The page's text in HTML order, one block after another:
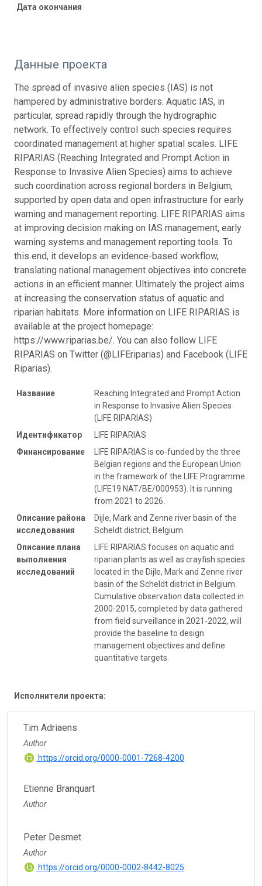
Дата окончания
Данные проекта
The spread of invasive alien species (IAS) is not
hampered by administrative borders. Aquatic IAS, in
particular, spread rapidly through the hydrographic
network. To effectively control such species requires
coordinated management at higher spatial scales. LIFE
RIPARIAS (Reaching Integrated and Prompt Action in
Response to Invasive Alien Species) aims to achieve
such coordination across regional borders in Belgium,
supported by open data and open infrastructure for early
warning and management reporting. LIFE RIPARIAS aims
at improving decision making on IAS management, early
warning systems and management reporting tools. To
this end, it develops an evidence-based workflow,
translating national management objectives into concrete
actions in an efficient manner. Ultimately the project aims
at increasing the conservation status of aquatic and
riparian habitats. More information on LIFE RIPARIAS is
available at the project homepage:
https://www.riparias.be/. You can also follow LIFE
RIPARIAS on Twitter (@LIFEriparias) and Facebook (LIFE
Riparias).
Название
Reaching Integrated and Prompt Action
in Response to Invasive Alien Species
(LIFE RIPARIAS)
Идентификатор
LIFE RIPARIAS
Финансирование
LIFE RIPARIAS is co-funded by the three
Belgian regions and the European Union
in the framework of the LIFE Programme
(LIFE19 NAT/BE/000953). It is running
from 2021 to 2026.
Описание района
исследования
Dijle, Mark and Zenne river basin of the
Scheldt district, Belgium.
Описание плана
выполнения
исследований
LIFE RIPARIAS focuses on aquatic and
riparian plants as well as crayfish species
located in the Dijle, Mark and Zenne river
basin of the Scheldt district in Belgium.
Cumulative observation data collected in
2000-2015, completed by data gathered
from field surveillance in 2021-2022, will
provide the baseline to design
management objectives and define
quantitative targets.
Исполнители проекта:
Tim Adriaens
Author
https://orcid.org/0000-0001-7268-4200
Etienne Branquart
Author
Peter Desmet
Author
https://orcid.org/0000-0002-8442-8025